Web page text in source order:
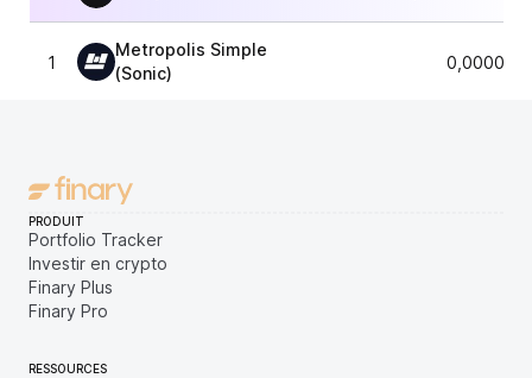
1
Metropolis Simple
(Sonic)
PRODUIT
Portfolio Tracker
Investir en crypto
Finary Plus
Finary Pro
RESSOURCES